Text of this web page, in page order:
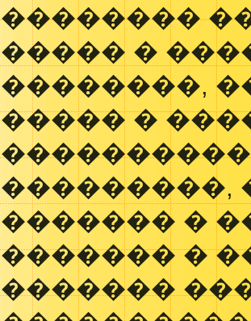
��������
����� �
��������,
����� �
���������,
������� �
������� �
�������